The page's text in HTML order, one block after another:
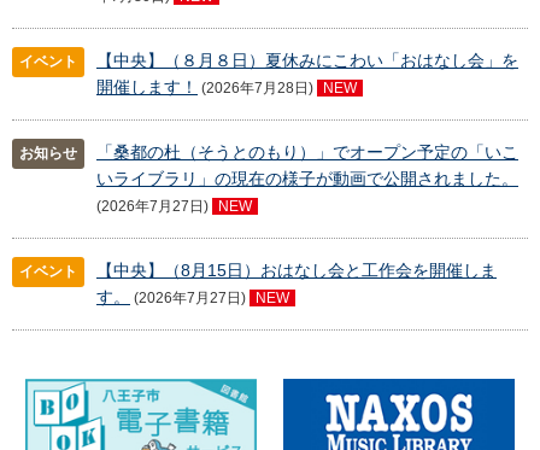
イベント
【中央】（８月８日）夏休みにこわい「おはなし会」を
開催します！
(2026年7月28日) NEW
お知らせ
「桑都の杜（そうとのもり）」でオープン予定の「いこ
いライブラリ」の現在の様子が動画で公開されました。
(2026年7月27日) NEW
イベント
【中央】（8月15日）おはなし会と工作会を開催しま
す。
(2026年7月27日) NEW